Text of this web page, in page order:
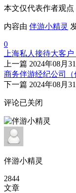
本文仅代表作者观
内容由 伴游小精灵
0
上海私人接待大客
上一篇 2024年08月
商务伴游经纪公司（
下一篇 2024年08月
评论已关闭
伴游小精灵
2844
文章